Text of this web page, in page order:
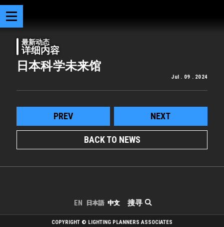
最新动态
详细内容
日本科学未来馆
Jul . 09 . 2024
PREV NEXT
BACK TO NEWS
搜寻
EN 日本語 中文
COPYRIGHT © LIGHTING PLANNERS ASSOCIATES